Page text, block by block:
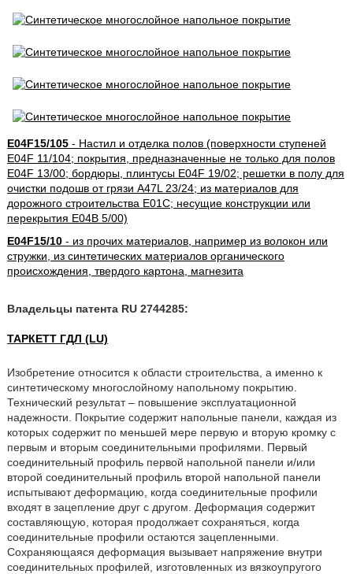
E04F15/105- Настил и отделка полов (поверхности ступеней
E04F 11/104; покрытия, предназначенные не только для полов
E04F 13/00; бордюры, плинтусы E04F 19/02; решетки в полу для
очистки подошв от грязи A47L 23/24; из материалов для
дорожного строительства E01C; несущие конструкции или
перекрытия E04B 5/00)
E04F15/10- из прочих материалов, например из волокон или
стружки, из синтетических материалов органического
происхождения, твердого картона, магнезита
Владельцы патента RU 2744285:
ТАРКЕТТ ГДЛ (LU)
Изобретение относится к области строительства, а именно к
синтетическому многослойному напольному покрытию.
Технический результат – повышение эксплуатационной
надежности. Покрытие содержит напольные панели, каждая из
которых содержит по меньшей мере первую и вторую кромку с
первым и вторым соединительными профилями. Первый
соединительный профиль первой напольной панели и/или
второй соединительный профиль второй напольной панели
испытывают деформацию, когда соединительные профили
входят в зацепление друг с другом. Деформация содержит
составляющую, которая продолжает сохраняться, когда
соединительные профили остаются зацепленными.
Сохраняющаяся деформация вызывает напряжение внутри
соединительных профилей, изготовленных из вязкоупругого